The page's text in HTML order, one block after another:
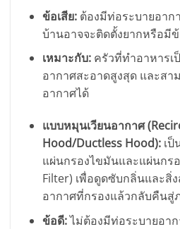
ข้อเสีย:ต้องมีท่อระบายอาก
บ้านอาจจะติดตั้งยากหรือมี
เหมาะกับ:ครัวที่ทำอาหารเ
อากาศสะอาดสูงสุด และสา
อากาศได้
แบบหมุนเวียนอากาศ
Hood/Ductless Hood):เป็
แผ่นกรองไขมันและแผ่นกร
Filter) เพื่อดูดซับกลิ่นและสิ่
อากาศที่กรองแล้วกลับคืนสู่
ข้อดี:ไม่ต้องมีท่อระบายอาก